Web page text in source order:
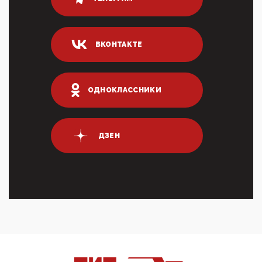
Он это ...
ИНН для переводов по СБП это первый шаг из
логических двухЗаполнение ИНН при любых
переводах по ...
03:35, 10 Апреля 2026
Суммарное вознаграждение менеджменту в 15
крупных банках по итогам 2025 года превысило 63
млрд руб. ...
03:01, 10 Апреля 2026
Террорист и убийца Буданов вальяжно сообщил,
что союзники просили Киев не наносить удары по
энергети...
Госуслугах уме...
ВКОНТАКТЕ
ОДНОКЛАССНИКИ
ДЗЕН